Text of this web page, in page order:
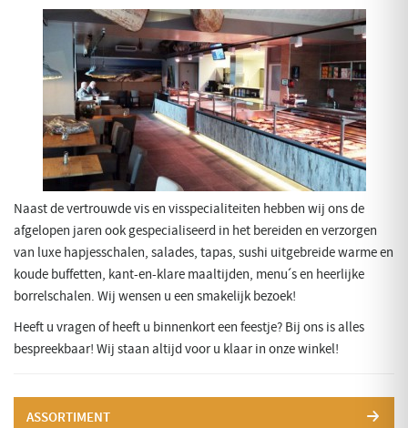
Naast de vertrouwde vis en visspecialiteiten hebben wij ons de
afgelopen jaren ook gespecialiseerd in het bereiden en verzorgen
van luxe hapjesschalen, salades, tapas, sushi uitgebreide warme en
koude buffetten, kant-en-klare maaltijden, menu´s en heerlijke
borrelschalen. Wij wensen u een smakelijk bezoek!
Heeft u vragen of heeft u binnenkort een feestje? Bij ons is alles
bespreekbaar! Wij staan altijd voor u klaar in onze winkel!
ASSORTIMENT